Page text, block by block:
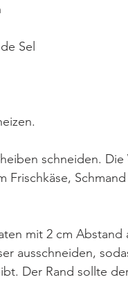
Sel
schneiden. Die
Frischkäse,
mit 2 cm Abstand
ausschneiden,
Der Rand sollte